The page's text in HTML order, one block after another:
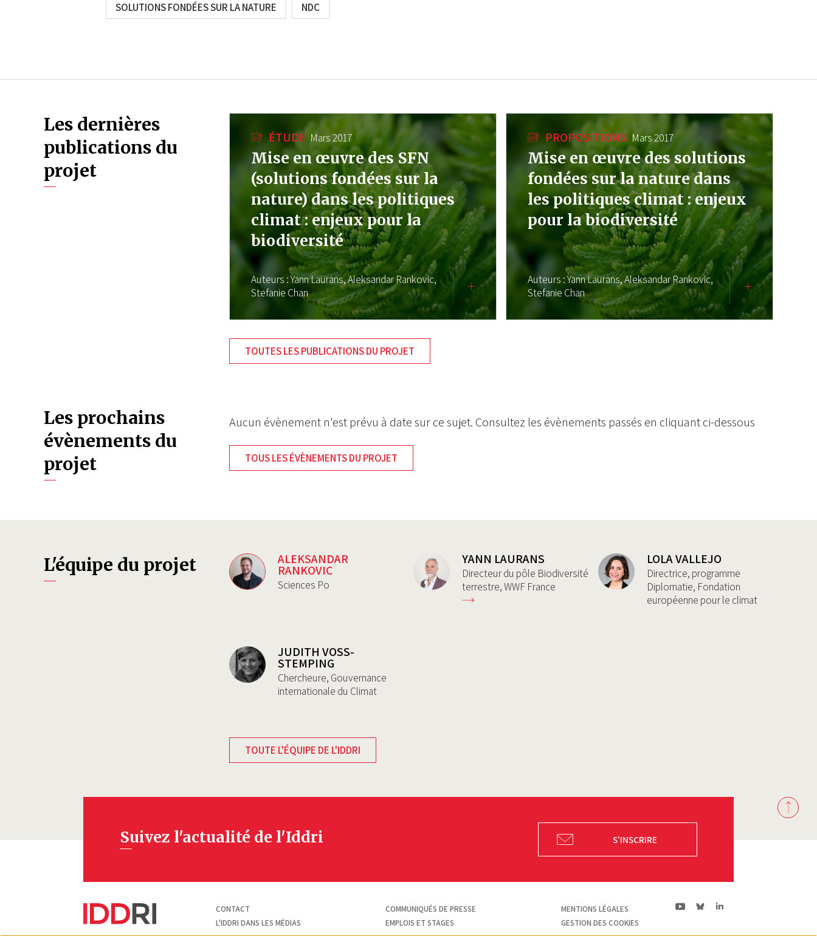
SOLUTIONS FONDÉES SUR LA NATURE NDC
Les dernières
publications du
projet
ÉTUDE Mars 2017
Mise en œuvre des SFN
(solutions fondées sur la
nature) dans les politiques
climat : enjeux pour la
biodiversité
Auteurs :Yann Laurans,Aleksandar Rankovic,
Stefanie Chan
PROPOSITIONS Mars 2017
Mise en œuvre des solutions
fondées sur la nature dans
les politiques climat : enjeux
pour la biodiversité
Auteurs :Yann Laurans,Aleksandar Rankovic,
Stefanie Chan
TOUTES LES PUBLICATIONS DU PROJET
Les prochains
évènements du
projet
Aucun évènement n'est prévu à date sur ce sujet. Consultez les évènements passés en cliquant ci-dessous
TOUS LES ÉVÈNEMENTS DU PROJET
L'équipe du projet ALEKSANDAR
RANKOVIC
Sciences Po
YANN LAURANS
Directeur du pôle Biodiversité
terrestre, WWF France
LOLA VALLEJO
Directrice, programme
Diplomatie, Fondation
européenne pour le climat
JUDITH VOSS-
STEMPING
Chercheure, Gouvernance
internationale du Climat
TOUTE L'ÉQUIPE DE L'IDDRI
Suivez l'actualité de l'Iddri S'INSCRIRE
Back
to
top
Pied
de
page
CONTACT
L'IDDRI DANS LES MÉDIAS
COMMUNIQUÉS DE PRESSE
EMPLOIS ET STAGES
MENTIONS LÉGALES
GESTION DES COOKIES
ln|LinkedIn
bs|Bluesky